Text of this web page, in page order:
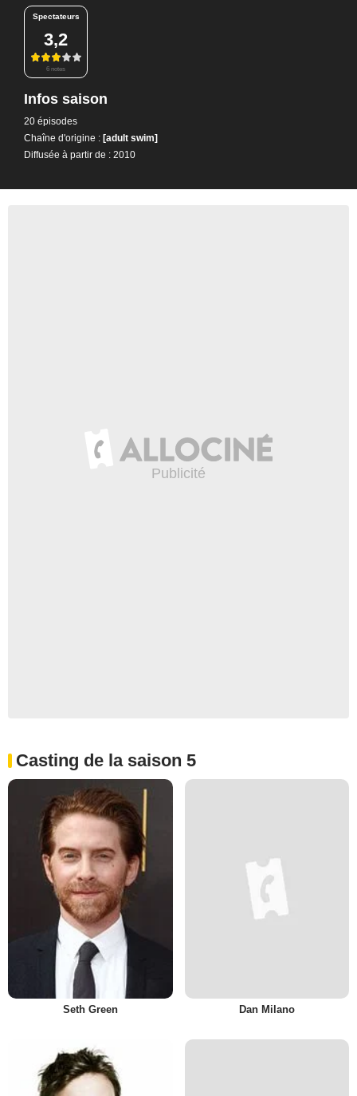
Spectateurs
3,2
6 notes
Infos saison
20 épisodes
Chaîne d'origine : [adult swim]
Diffusée à partir de : 2010
Casting de la saison 5
Seth Green Dan Milano